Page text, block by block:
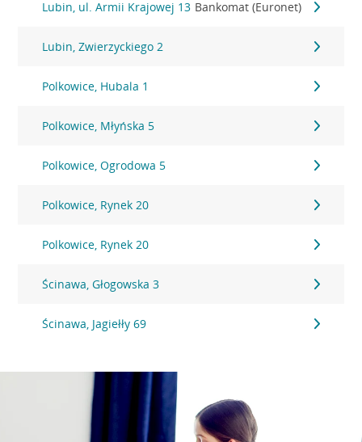
Lubin, ul. Armii Krajowej 13 Bankomat (Euronet)
Lubin, Zwierzyckiego 2
Polkowice, Hubala 1
Polkowice, Młyńska 5
Polkowice, Ogrodowa 5
Polkowice, Rynek 20
Polkowice, Rynek 20
Ścinawa, Głogowska 3
Ścinawa, Jagiełły 69